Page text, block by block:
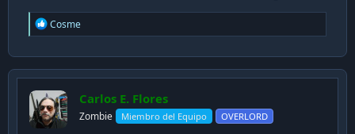
R
e
c
t
o
n
s
Cosme
Carlos E. Flores
Zombie Miembro del Equipo OVERLORD